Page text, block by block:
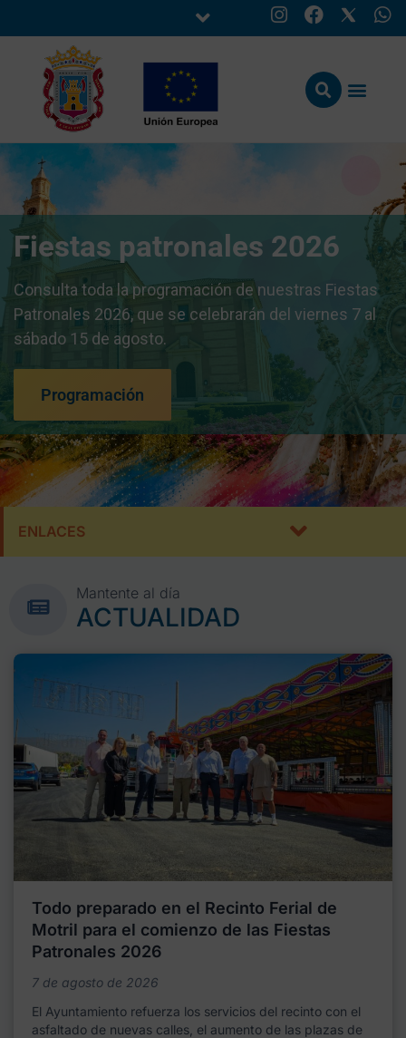
Fiestas patronales 2026
Consulta toda la programación de nuestras Fiestas
Patronales 2026, que se celebrarán del viernes 7 al
sábado 15 de agosto.
Programación
ENLACES
Mantente al día
ACTUALIDAD
Todo preparado en el Recinto Ferial de
Motril para el comienzo de las Fiestas
Patronales 2026
7 de agosto de 2026
El Ayuntamiento refuerza los servicios del recinto con el
asfaltado de nuevas calles, el aumento de las plazas de